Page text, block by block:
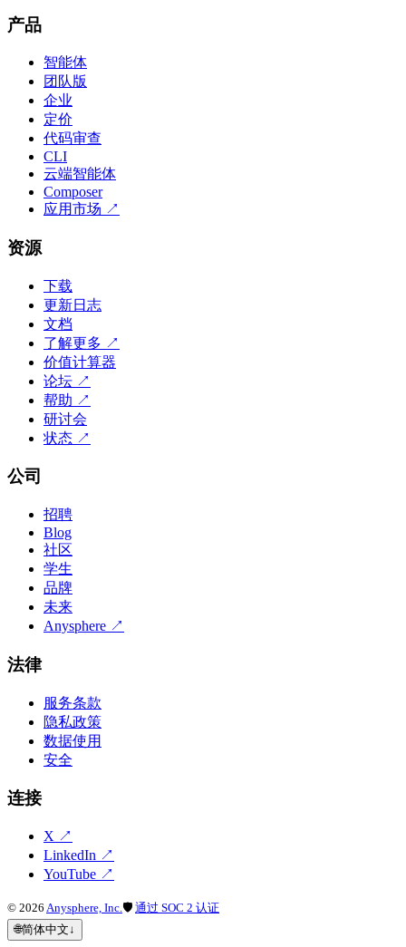
产品
智能体
团队版
企业
定价
代码审查
CLI
云端智能体
Composer
应用市场 ↗
资源
下载
更新日志
文档
了解更多 ↗
价值计算器
论坛 ↗
帮助 ↗
研讨会
状态 ↗
公司
招聘
Blog
社区
学生
品牌
未来
Anysphere ↗
法律
服务条款
隐私政策
数据使用
安全
连接
X ↗
LinkedIn ↗
YouTube ↗
© 2026 Anysphere, Inc. 🛡 通过 SOC 2 认证
🌐简体中文↓